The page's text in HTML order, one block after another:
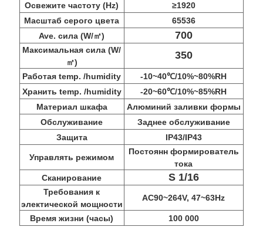
Освежите частоту (Hz)
≥1920
Масштаб серого цвета
65536
Ave. сила (W/㎡)
700
Максимальная сила (W/
㎡)
350
Работая temp. /humidity
-10~40℃/10%~80%RH
Хранить temp. /humidity
-20~60℃/10%~85%RH
Материал шкафа
Алюминий заливки формы
Обслуживание
Заднее обслуживание
Защита
IP43/IP43
Управлять режимом
Постоянн формирователь
тока
Сканирование
S 1/16
Требования к
электической мощности
AC90~264V, 47~63Hz
Время жизни (часы) 100 000